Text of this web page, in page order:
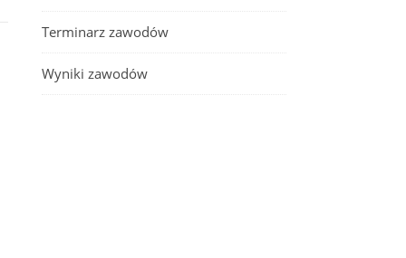
Terminarz zawodów
Wyniki zawodów